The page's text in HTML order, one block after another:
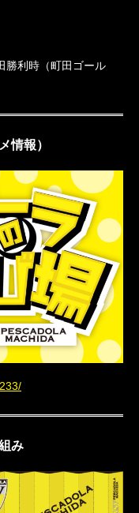
勝利時（町田ゴール
情報）
み